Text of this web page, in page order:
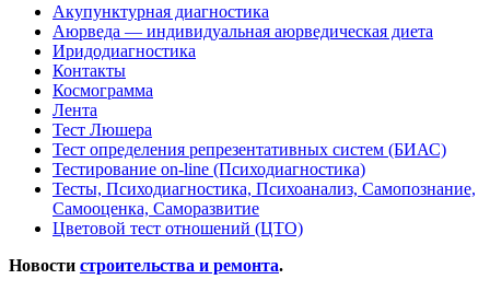
Акупунктурная диагностика
Аюрведа — индивидуальная аюрведическая диета
Иридодиагностика
Контакты
Космограмма
Лента
Тест Люшера
Тест определения репрезентативных систем (БИАС)
Тестирование on-line (Психодиагностика)
Тесты, Психодиагностика, Психоанализ, Самопознание,
Самооценка, Саморазвитие
Цветовой тест отношений (ЦТО)
Новости строительства и ремонта.